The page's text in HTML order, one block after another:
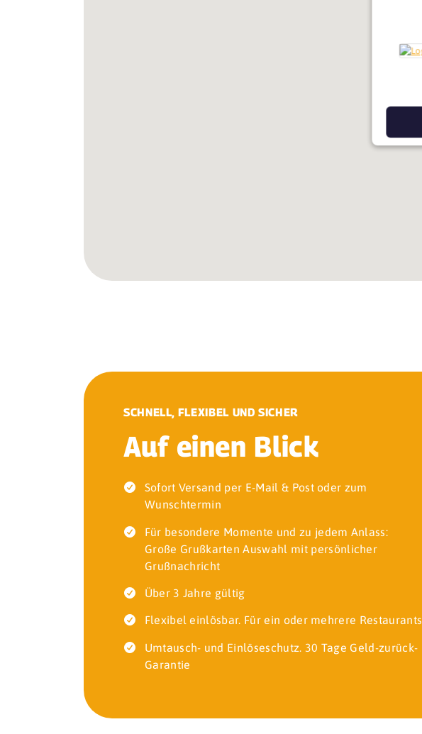
SCHNELL, FLEXIBEL UND SICHER
Auf einen Blick
Sofort Versand per E-Mail & Post oder zum
Wunschtermin
Für besondere Momente und zu jedem Anlass:
Große Grußkarten Auswahl mit persönlicher
Grußnachricht
Über 3 Jahre gültig
Flexibel einlösbar. Für ein oder mehrere Restaurants
Umtausch- und Einlöseschutz. 30 Tage Geld-zurück-
Garantie